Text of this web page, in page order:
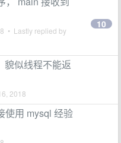
• Lastly replied by
10
貌似线程不能返
2018
使用 mysql 经验